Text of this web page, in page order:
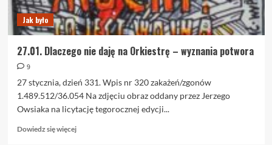
Jak było
27.01. Dlaczego nie daję na Orkiestrę – wyznania potwora
9
27 stycznia, dzień 331. Wpis nr 320 zakażeń/zgonów
1.489.512/36.054 Na zdjęciu obraz oddany przez Jerzego
Owsiaka na licytację tegorocznej edycji...
Dowiedz się więcejDowiedz